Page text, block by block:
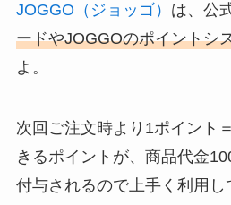
JOGGO（ジョッゴ） は、公
ードやJOGGOのポイントシ
よ。
次回ご注文時より1ポイント
きるポイントが、商品代金
付与されるので上手く利用し